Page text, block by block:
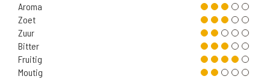
Aroma
Zoet
Zuur
Bitter
Fruitig
Moutig